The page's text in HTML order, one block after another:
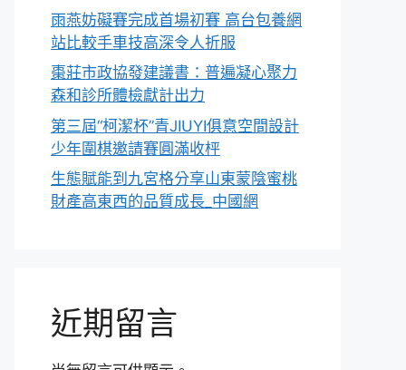
雨燕妨礙賽完成首場初賽 高台包養網
站比較手車技高深令人折服
棗莊市政協發建議書：普遍凝心聚力
森和診所體檢獻計出力
第三屆“柯潔杯”青JIUYI俱意空間設計
少年圍棋邀請賽圓滿收枰
生態賦能到九宮格分享山東蒙陰蜜桃
財產高東西的品質成長_中國網
近期留言